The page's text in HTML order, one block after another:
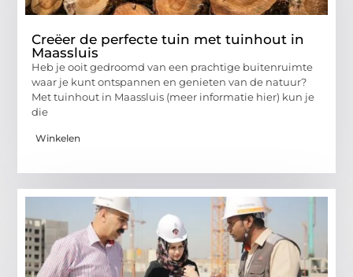
Creëer de perfecte tuin met tuinhout in
Maassluis
Heb je ooit gedroomd van een prachtige buitenruimte
waar je kunt ontspannen en genieten van de natuur?
Met tuinhout in Maassluis (meer informatie hier) kun je
die
Winkelen